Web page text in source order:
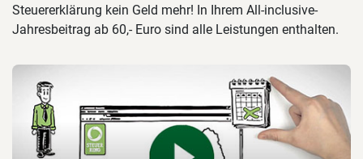
Steuererklärung kein Geld mehr! In Ihrem All-inclusive-
Jahresbeitrag ab 60,- Euro sind alle Leistungen enthalten.